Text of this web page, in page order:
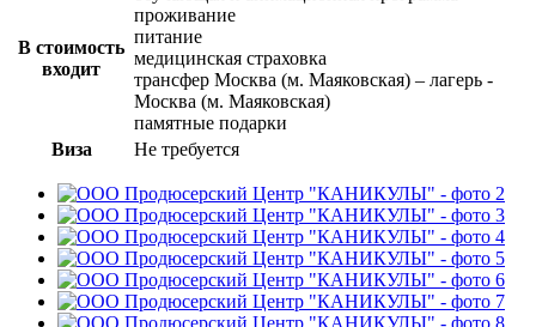
В стоимость
входит
проживание
питание
медицинская страховка
трансфер Москва (м. Маяковская) – лагерь -
Москва (м. Маяковская)
памятные подарки
Виза
Не требуется